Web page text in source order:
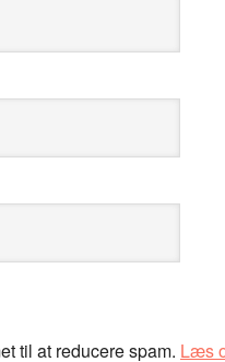
til at reducere spam. Læs